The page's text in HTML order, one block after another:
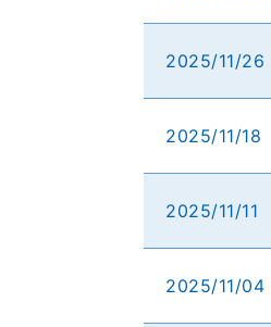
2025/11/26
2025/11/18
2025/11/11
2025/11/04